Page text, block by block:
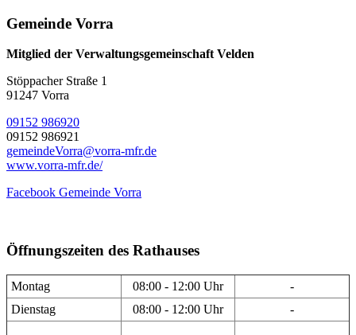
Gemeinde Vorra
Mitglied der Verwaltungsgemeinschaft Velden
Stöppacher Straße 1
91247 Vorra
09152 986920
09152 986921
gemeindeVorra@vorra-mfr.de
www.vorra-mfr.de/
Facebook Gemeinde Vorra
Öffnungszeiten des Rathauses
Montag 08:00 - 12:00 Uhr
-
Dienstag
08:00 - 12:00 Uhr -